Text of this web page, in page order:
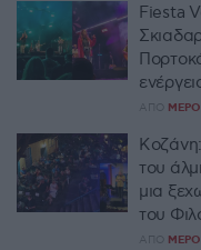
Fiesta
ΑΠΌ
του
μια
του
ΑΠΌ